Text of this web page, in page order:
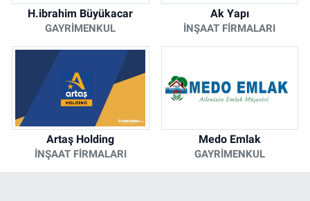
H.ibrahim Büyükacar
GAYRIMENKUL
Ak Yapı
İNŞAAT FIRMALARI
Artaş Holding
İNŞAAT FIRMALARI
Medo Emlak
GAYRIMENKUL